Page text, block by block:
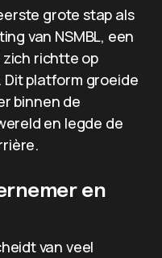
grote stap als
van NSMBL, een
richtte op
platform groeide
binnen de
en legde de
en
van veel